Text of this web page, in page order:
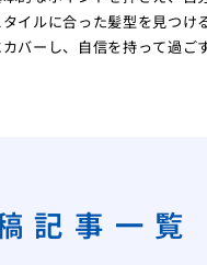
イルに合った髪型を見つけ
バーし、自信を持って過ご
記事一覧